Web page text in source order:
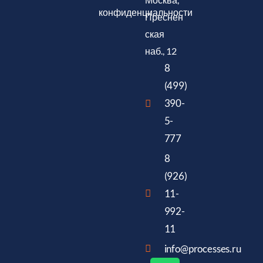
конфиденциальности
Преснен
ская
наб., 12
8
(499)
390-
5-
777
8
(926)
11-
992-
11
info@processes.ru